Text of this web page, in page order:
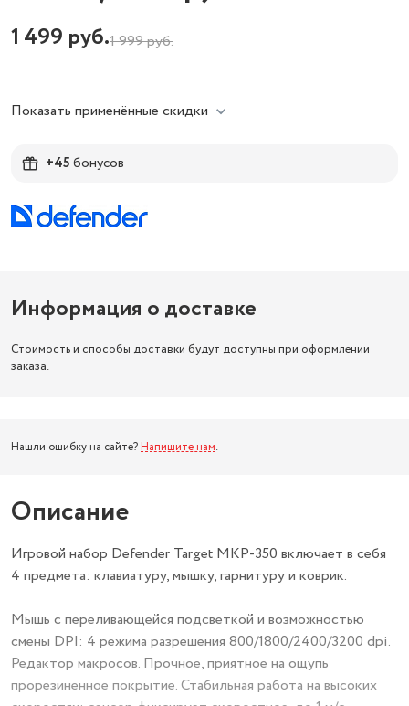
1 499 руб.1 999руб.
Показать применённые скидки
+45бонусов
Информация о доставке
Стоимость и способы доставки будут доступны при оформлении
заказа.
Нашли ошибку на сайте? Напишите нам.
Описание
Игровой набор Defender Target MKP-350 включает в себя
4 предмета: клавиатуру, мышку, гарнитуру и коврик.
Мышь с переливающейся подсветкой и возможностью
смены DPI: 4 режима разрешения 800/1800/2400/3200 dpi.
Редактор макросов. Прочное, приятное на ощупь
прорезиненное покрытие. Стабильная работа на высоких